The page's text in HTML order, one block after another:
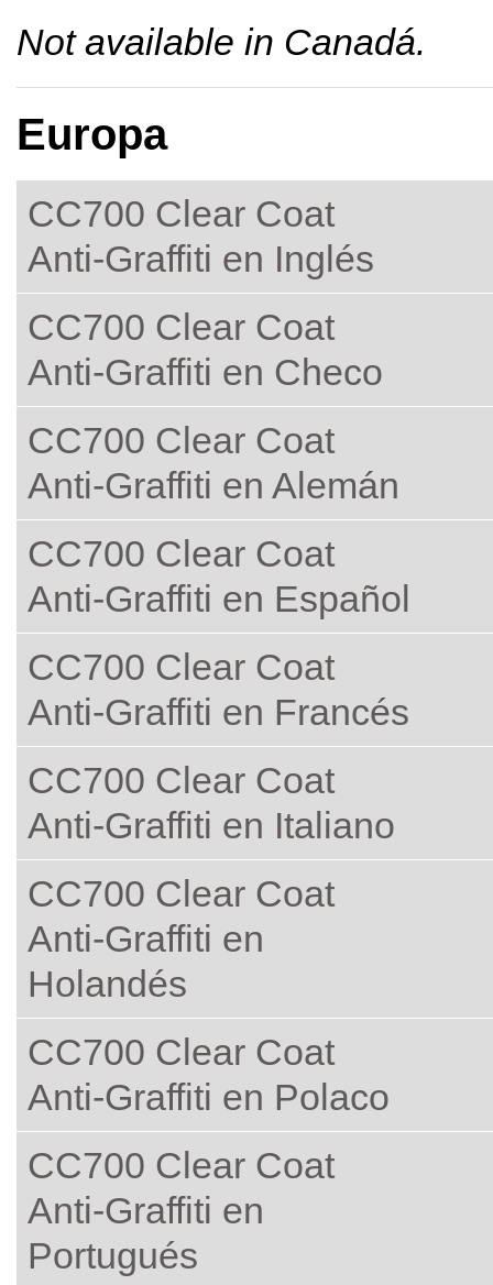
Not available in Canadá.
Europa
CC700 Clear Coat
Anti-Graffiti en Inglés
CC700 Clear Coat
Anti-Graffiti en Checo
CC700 Clear Coat
Anti-Graffiti en Alemán
CC700 Clear Coat
Anti-Graffiti en Español
CC700 Clear Coat
Anti-Graffiti en Francés
CC700 Clear Coat
Anti-Graffiti en Italiano
CC700 Clear Coat
Anti-Graffiti en
Holandés
CC700 Clear Coat
Anti-Graffiti en Polaco
CC700 Clear Coat
Anti-Graffiti en
Portugués